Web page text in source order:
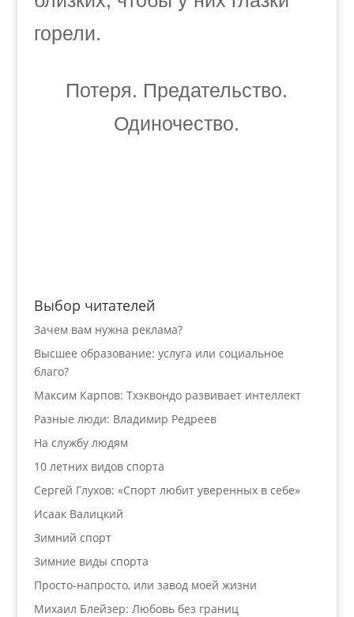
горели.
Потеря. Предательство.
Одиночество.
Выбор читателей
Зачем вам нужна реклама?
Высшее образование: услуга или социальное
благо?
Максим Карпов: Тхэквондо развивает интеллект
Разные люди: Владимир Редреев
На службу людям
10 летних видов спорта
Сергей Глухов: «Спорт любит уверенных в себе»
Исаак Валицкий
Зимний спорт
Зимние виды спорта
Просто-напросто, или завод моей жизни
Михаил Блейзер: Любовь без границ